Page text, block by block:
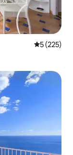
5 de uma
5 (225)